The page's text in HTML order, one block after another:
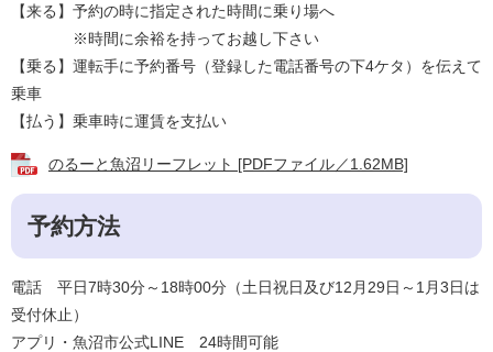
【来る】予約の時に指定された時間に乗り場へ
※時間に余裕を持ってお越し下さい
【乗る】運転手に予約番号（登録した電話番号の下4ケタ）を伝えて
乗車
【払う】乗車時に運賃を支払い
のるーと魚沼リーフレット [PDFファイル／1.62MB]
予約方法
電話 平日7時30分～18時00分（土日祝日及び12月29日～1月3日は
受付休止）
アプリ・魚沼市公式LINE 24時間可能